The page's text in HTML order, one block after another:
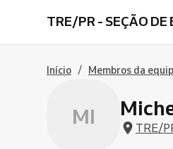
TRE/PR - SEÇÃO
Início / Membros da
MI TRE/